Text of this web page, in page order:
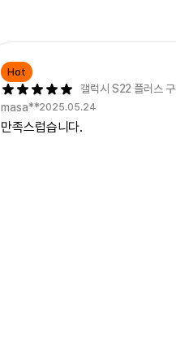
Hot
갤럭시 S22 플러스
masa**2025.05.24
만족스럽습니다.